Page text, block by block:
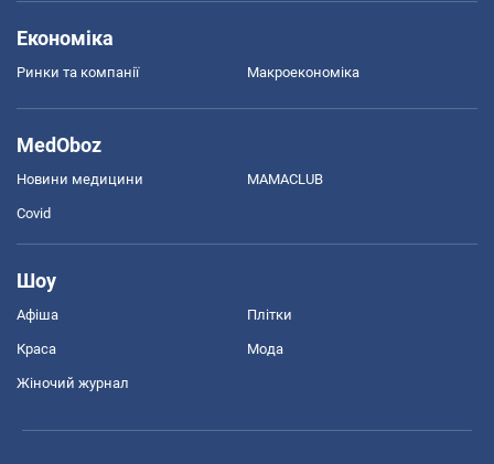
Економіка
Ринки та компанії Макроекономіка
MedOboz
Новини медицини MAMACLUB
Covid
Шоу
Афіша Плітки
Краса Мода
Жіночий журнал